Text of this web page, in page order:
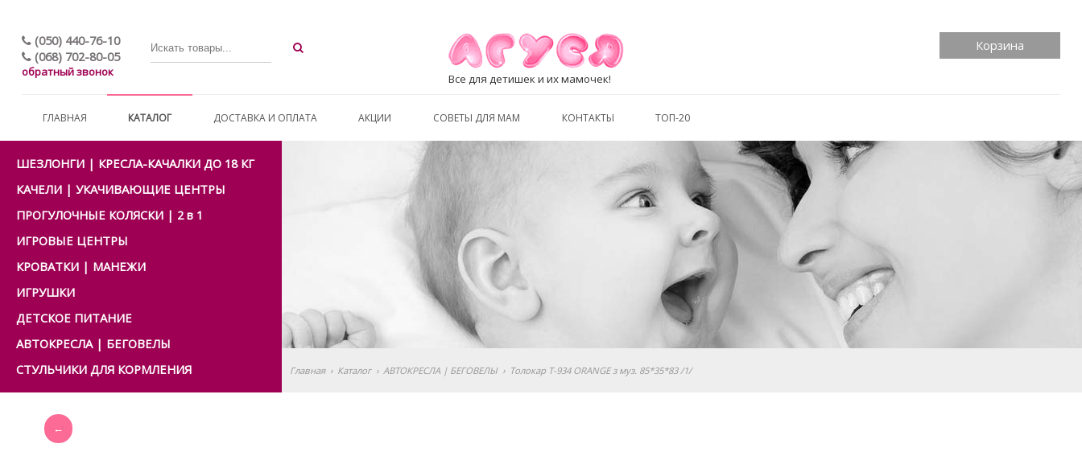
(050) 440-76-10
(068) 702-80-05
обратный звонок Все для детишек и их мамочек!
Корзина
ГЛАВНАЯ КАТАЛОГ ДОСТАВКА И ОПЛАТА АКЦИИ СОВЕТЫ ДЛЯ МАМ КОНТАКТЫ ТОП-20
ШЕЗЛОНГИ | КРЕСЛА-КАЧАЛКИ ДО 18 КГ
КАЧЕЛИ | УКАЧИВАЮЩИЕ ЦЕНТРЫ
ПРОГУЛОЧНЫЕ КОЛЯСКИ | 2 в 1
ИГРОВЫЕ ЦЕНТРЫ
КРОВАТКИ | МАНЕЖИ
ИГРУШКИ
ДЕТСКОЕ ПИТАНИЕ
АВТОКРЕСЛА | БЕГОВЕЛЫ
СТУЛЬЧИКИ ДЛЯ КОРМЛЕНИЯ
Главная › Каталог › АВТОКРЕСЛА | БЕГОВЕЛЫ › Толокар T-934 ORANGE з муз. 85*35*83 /1/